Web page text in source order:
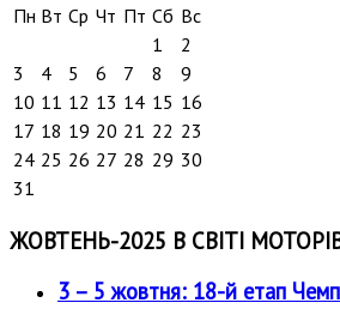
Пн Вт Ср Чт Пт Сб Вс
1
2
3
4 5 6 7 8
9
10 11 12 13 14 15 16
17 18 19 20 21 22 23
24 25 26 27 28 29 30
31
ЖОВТЕНЬ-2025 В СВІТІ
3 – 5 жовтня: 18-й етап